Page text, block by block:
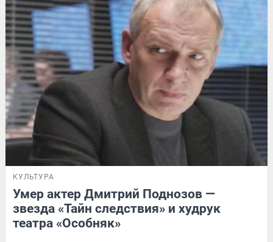
КУЛЬТУРА
Умер актер Дмитрий Поднозов —
звезда «Тайн следствия» и худрук
театра «Особняк»